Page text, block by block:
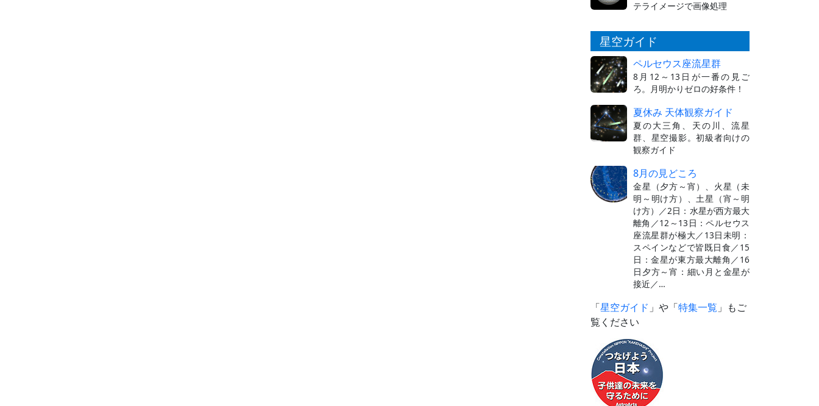
テライメージで画像処理
星空ガイド
ペルセウス座流星群
8月12～13日が一番の見ご
ろ。月明かりゼロの好条件！
夏休み 天体観察ガイド
夏の大三角、天の川、流星
群、星空撮影。初級者向けの
観察ガイド
8月の見どころ
金星（夕方～宵）、火星（未
明～明け方）、土星（宵～明
け方）／2日：水星が西方最大
離角／12～13日：ペルセウス
座流星群が極大／13日未明：
スペインなどで皆既日食／15
日：金星が東方最大離角／16
日夕方～宵：細い月と金星が
接近／…
「星空ガイド 」や「特集一覧 」もご
覧ください